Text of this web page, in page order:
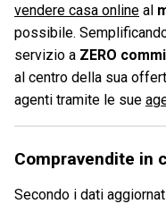
vendere casa online al
possibile.
servizio a ZERO
al centro della sua
agenti tramite le sue
Compravendite in
Secondo i dati